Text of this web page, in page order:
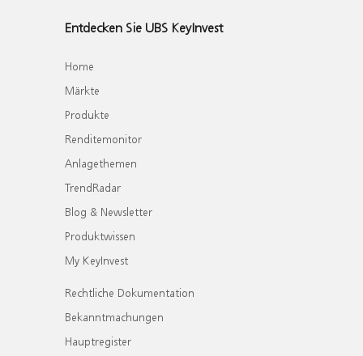
Entdecken Sie UBS KeyInvest
Home
Märkte
Produkte
Renditemonitor
Anlagethemen
TrendRadar
Blog & Newsletter
Produktwissen
My KeyInvest
Rechtliche Dokumentation
Bekanntmachungen
Hauptregister